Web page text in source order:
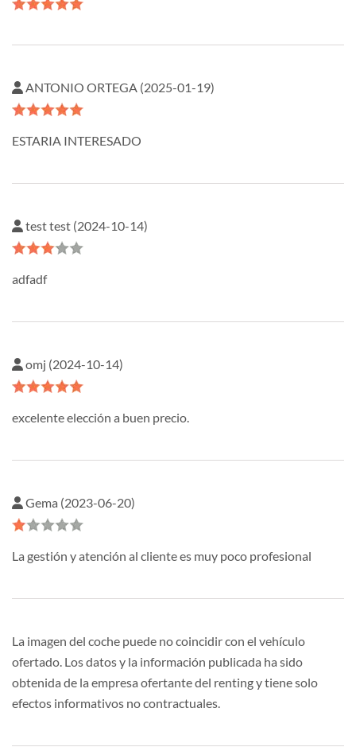
ANTONIO ORTEGA (2025-01-19)
ESTARIA INTERESADO
test test (2024-10-14)
adfadf
omj (2024-10-14)
excelente elección a buen precio.
Gema (2023-06-20)
La gestión y atención al cliente es muy poco profesional
La imagen del coche puede no coincidir con el vehículo
ofertado. Los datos y la información publicada ha sido
obtenida de la empresa ofertante del renting y tiene solo
efectos informativos no contractuales.